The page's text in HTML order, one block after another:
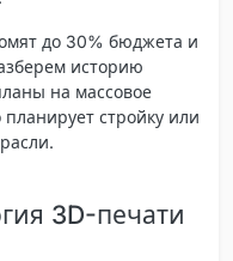
до 30% бюджета и
историю
на массовое
стройку или
3D-печати